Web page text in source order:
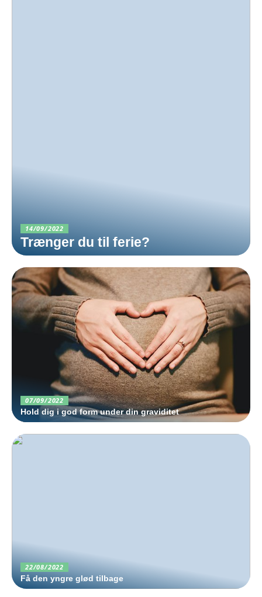
14/09/2022
Trænger du til ferie?
07/09/2022
Hold dig i god form under din graviditet
22/08/2022
Få den yngre glød tilbage